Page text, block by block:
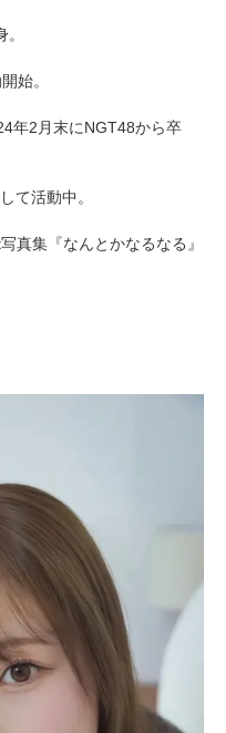
始。
年2月末にNGT48から卒
て活動中。
真集『なんとかなるなる』